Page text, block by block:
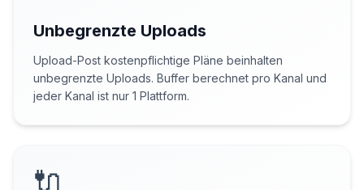
Unbegrenzte Uploads
Upload-Post kostenpflichtige Pläne beinhalten
unbegrenzte Uploads. Buffer berechnet pro Kanal und
jeder Kanal ist nur 1 Plattform.
🔌